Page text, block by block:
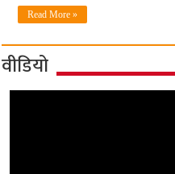
Read More »
वीडियो